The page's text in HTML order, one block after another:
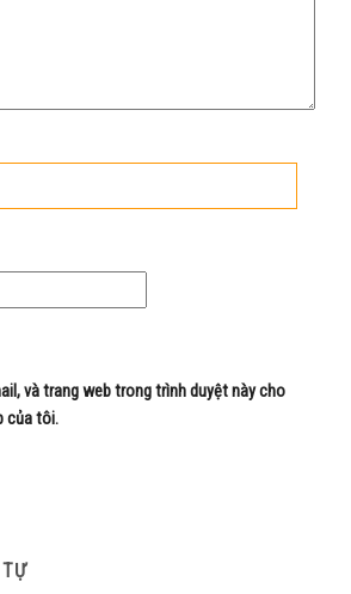
và trang web trong trình duyệt này cho
của tôi.